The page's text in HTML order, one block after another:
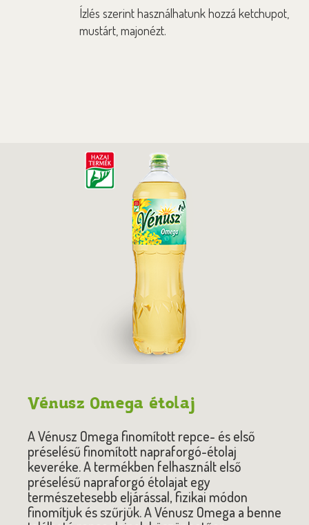
Ízlés szerint használhatunk hozzá ketchupot,
mustárt, majonézt.
Vénusz Omega étolaj
A Vénusz Omega finomított repce- és első
préselésű finomított napraforgó-étolaj
keveréke. A termékben felhasznált első
préselésű napraforgó étolajat egy
természetesebb eljárással, fizikai módon
finomítjuk és szűrjük. A Vénusz Omega a benne